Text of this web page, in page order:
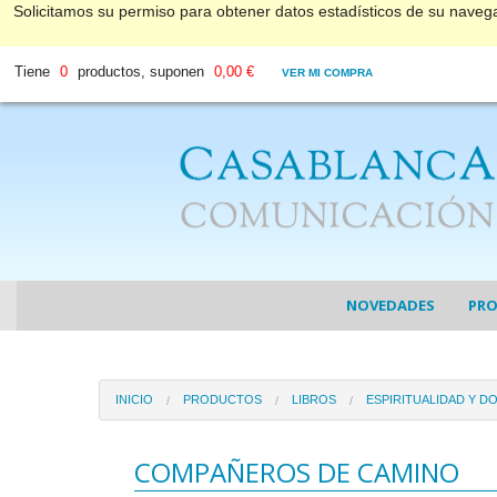
Solicitamos su permiso para obtener datos estadísticos de su
Tiene 0 productos, suponen 0,00 € VER MI COMPRA
NOVEDADES
INICIO PRODUCTOS LIBROS ESPIRITUALIDAD Y
COMPAÑEROS DE CAMINO